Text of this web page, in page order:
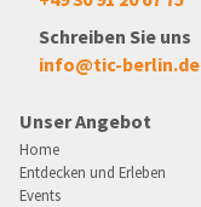
Schreiben Sie uns
info@tic-berlin.de
Unser Angebot
Home
Entdecken und Erleben
Events